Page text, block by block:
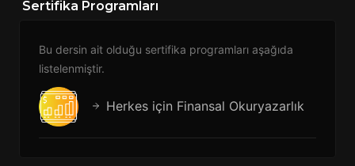
Sertifika Programları
Bu dersin ait olduğu sertifika programları aşağıda
listelenmiştir.
Herkes için Finansal Okuryazarlık